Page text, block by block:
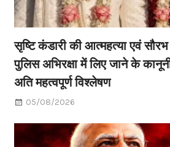
सृष्टि कंडारी की आत्महत्या एवं
पुलिस अभिरक्षा में लिए जाने के
अति महत्वपूर्ण विश्लेषण
05/08/2026